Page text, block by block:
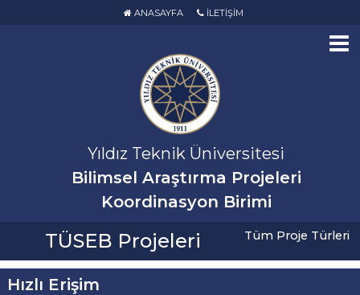
ANASAYFA İLETİŞİM
Yıldız Teknik Üniversitesi
Bilimsel Araştırma Projeleri
Koordinasyon Birimi
TÜSEB Projeleri Tüm Proje Türleri
Hızlı Erişim